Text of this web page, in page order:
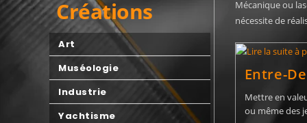
Mécanique ou
nécessite de
Entre-
Mettre en
ou même des
Créations
Art
Muséologie
Industrie
Yachtisme